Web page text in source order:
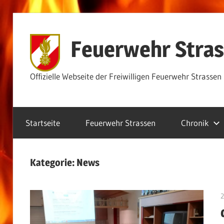
Inhalt
springen
Feuerwehr
Offizielle Webseite der Freiwilligen Feuerwehr Strassen
Startseite Feuerwehr Strassen Chronik
Kategorie: News